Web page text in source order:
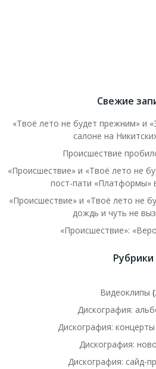
Свежие
«Твоё лето не будет прежним» и
салоне на
Происшествие
«Происшествие» и «Твоё лето не
пост-пати «Платформы»
«Происшествие» и «Твоё лето не
дождь и чуть не
«Происшествие»:
Рубрики
Видеоклипы
Дискография:
Дискография: концерты
Дискография:
Дискография: сайд-